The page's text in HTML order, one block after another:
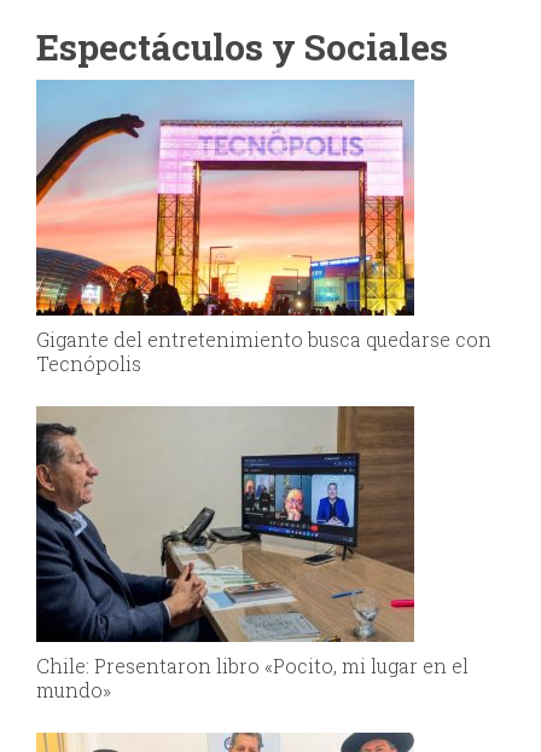
Espectáculos y Sociales
Gigante del entretenimiento busca quedarse con
Tecnópolis
Chile: Presentaron libro «Pocito, mi lugar en el
mundo»